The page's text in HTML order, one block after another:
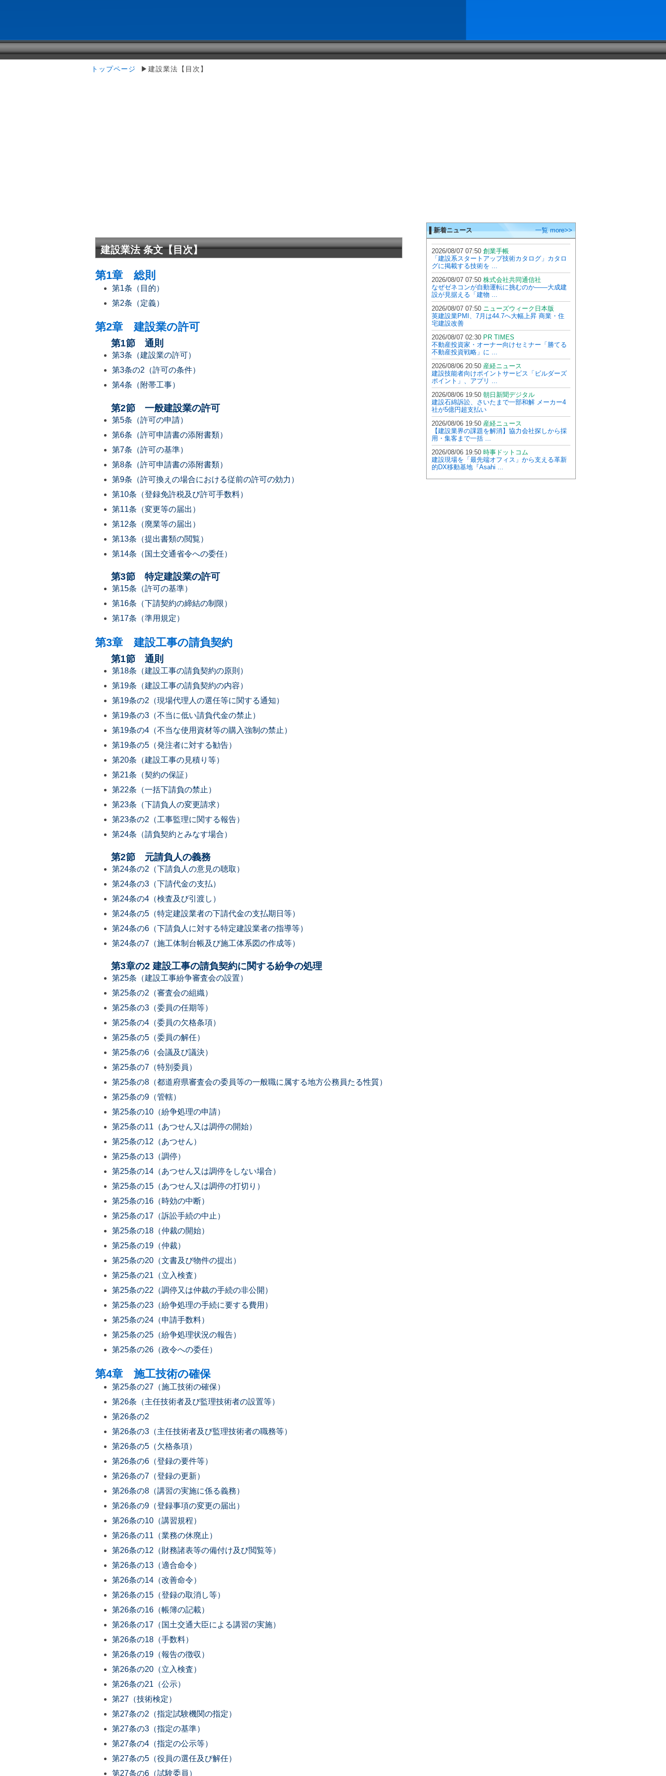
トップページ ▶建設業法【目次】
建設業法 条文【目次】
第1章 総則
第1条（目的）
第2条（定義）
第2章 建設業の許可
第1節 通則
第3条（建設業の許可）
第3条の2（許可の条件）
第4条（附帯工事）
第2節 一般建設業の許可
第5条（許可の申請）
第6条（許可申請書の添附書類）
第7条（許可の基準）
第8条（許可申請書の添附書類）
第9条（許可換えの場合における従前の許可の効力）
第10条（登録免許税及び許可手数料）
第11条（変更等の届出）
第12条（廃業等の届出）
第13条（提出書類の閲覧）
第14条（国土交通省令への委任）
第3節 特定建設業の許可
第15条（許可の基準）
第16条（下請契約の締結の制限）
第17条（準用規定）
第3章 建設工事の請負契約
第1節 通則
第18条（建設工事の請負契約の原則）
第19条（建設工事の請負契約の内容）
第19条の2（現場代理人の選任等に関する通知）
第19条の3（不当に低い請負代金の禁止）
第19条の4（不当な使用資材等の購入強制の禁止）
第19条の5（発注者に対する勧告）
第20条（建設工事の見積り等）
第21条（契約の保証）
第22条（一括下請負の禁止）
第23条（下請負人の変更請求）
第23条の2（工事監理に関する報告）
第24条（請負契約とみなす場合）
第2節 元請負人の義務
第24条の2（下請負人の意見の聴取）
第24条の3（下請代金の支払）
第24条の4（検査及び引渡し）
第24条の5（特定建設業者の下請代金の支払期日等）
第24条の6（下請負人に対する特定建設業者の指導等）
第24条の7（施工体制台帳及び施工体系図の作成等）
第3章の2 建設工事の請負契約に関する紛争の処理
第25条（建設工事紛争審査会の設置）
第25条の2（審査会の組織）
第25条の3（委員の任期等）
第25条の4（委員の欠格条項）
第25条の5（委員の解任）
第25条の6（会議及び議決）
第25条の7（特別委員）
第25条の8（都道府県審査会の委員等の一般職に属する地方公務員たる性質）
第25条の9（管轄）
第25条の10（紛争処理の申請）
第25条の11（あつせん又は調停の開始）
第25条の12（あつせん）
第25条の13（調停）
第25条の14（あつせん又は調停をしない場合）
第25条の15（あつせん又は調停の打切り）
第25条の16（時効の中断）
第25条の17（訴訟手続の中止）
第25条の18（仲裁の開始）
第25条の19（仲裁）
第25条の20（文書及び物件の提出）
第25条の21（立入検査）
第25条の22（調停又は仲裁の手続の非公開）
第25条の23（紛争処理の手続に要する費用）
第25条の24（申請手数料）
第25条の25（紛争処理状況の報告）
第25条の26（政令への委任）
第4章 施工技術の確保
第25条の27（施工技術の確保）
第26条（主任技術者及び監理技術者の設置等）
第26条の2
第26条の3（主任技術者及び監理技術者の職務等）
第26条の5（欠格条項）
第26条の6（登録の要件等）
第26条の7（登録の更新）
第26条の8（講習の実施に係る義務）
第26条の9（登録事項の変更の届出）
第26条の10（講習規程）
第26条の11（業務の休廃止）
第26条の12（財務諸表等の備付け及び閲覧等）
第26条の13（適合命令）
第26条の14（改善命令）
第26条の15（登録の取消し等）
第26条の16（帳簿の記載）
第26条の17（国土交通大臣による講習の実施）
第26条の18（手数料）
第26条の19（報告の徴収）
第26条の20（立入検査）
第26条の21（公示）
第27（技術検定）
第27条の2（指定試験機関の指定）
第27条の3（指定の基準）
第27条の4（指定の公示等）
第27条の5（役員の選任及び解任）
第27条の6（試験委員）
▌新着ニュース 一覧 more>>
2026/08/07 07:50 創業手帳
「建設系スタートアップ技術カタログ」カタロ
グに掲載する技術を ...
2026/08/07 07:50 株式会社共同通信社
なぜゼネコンが自動運転に挑むのか――大成建
設が見据える「建物 ...
2026/08/07 07:50 ニューズウィーク日本版
英建設業PMI、7月は44.7へ大幅上昇 商業・住
宅建設改善
2026/08/07 02:30 PR TIMES
不動産投資家・オーナー向けセミナー「勝てる
不動産投資戦略」に ...
2026/08/06 20:50 産経ニュース
建設技能者向けポイントサービス「ビルダーズ
ポイント」、アプリ ...
2026/08/06 19:50 朝日新聞デジタル
建設石綿訴訟、さいたまで一部和解 メーカー4
社が5億円超支払い
2026/08/06 19:50 産経ニュース
【建設業界の課題を解消】協力会社探しから採
用・集客まで一括 ...
2026/08/06 19:50 時事ドットコム
建設現場を「最先端オフィス」から支える革新
的DX移動基地『Asahi ...